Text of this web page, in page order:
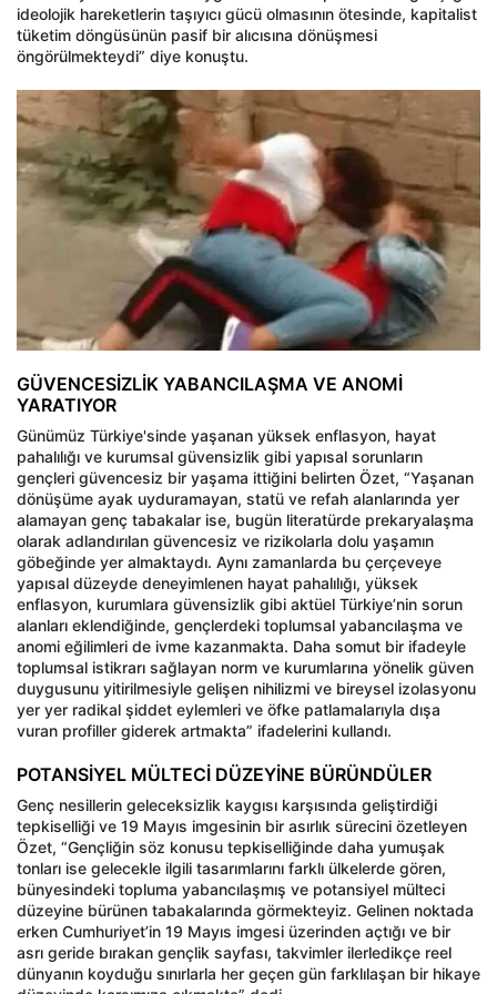
ideolojik hareketlerin taşıyıcı gücü olmasının ötesinde, kapitalist
tüketim döngüsünün pasif bir alıcısına dönüşmesi
öngörülmekteydi” diye konuştu.
GÜVENCESİZLİK YABANCILAŞMA VE ANOMİ
YARATIYOR
Günümüz Türkiye'sinde yaşanan yüksek enflasyon, hayat
pahalılığı ve kurumsal güvensizlik gibi yapısal sorunların
gençleri güvencesiz bir yaşama ittiğini belirten Özet, “Yaşanan
dönüşüme ayak uyduramayan, statü ve refah alanlarında yer
alamayan genç tabakalar ise, bugün literatürde prekaryalaşma
olarak adlandırılan güvencesiz ve rizikolarla dolu yaşamın
göbeğinde yer almaktaydı. Aynı zamanlarda bu çerçeveye
yapısal düzeyde deneyimlenen hayat pahalılığı, yüksek
enflasyon, kurumlara güvensizlik gibi aktüel Türkiye’nin sorun
alanları eklendiğinde, gençlerdeki toplumsal yabancılaşma ve
anomi eğilimleri de ivme kazanmakta. Daha somut bir ifadeyle
toplumsal istikrarı sağlayan norm ve kurumlarına yönelik güven
duygusunu yitirilmesiyle gelişen nihilizmi ve bireysel izolasyonu
yer yer radikal şiddet eylemleri ve öfke patlamalarıyla dışa
vuran profiller giderek artmakta” ifadelerini kullandı.
POTANSİYEL MÜLTECİ DÜZEYİNE BÜRÜNDÜLER
Genç nesillerin geleceksizlik kaygısı karşısında geliştirdiği
tepkiselliği ve 19 Mayıs imgesinin bir asırlık sürecini özetleyen
Özet, “Gençliğin söz konusu tepkiselliğinde daha yumuşak
tonları ise gelecekle ilgili tasarımlarını farklı ülkelerde gören,
bünyesindeki topluma yabancılaşmış ve potansiyel mülteci
düzeyine bürünen tabakalarında görmekteyiz. Gelinen noktada
erken Cumhuriyet’in 19 Mayıs imgesi üzerinden açtığı ve bir
asrı geride bırakan gençlik sayfası, takvimler ilerledikçe reel
dünyanın koyduğu sınırlarla her geçen gün farklılaşan bir hikaye